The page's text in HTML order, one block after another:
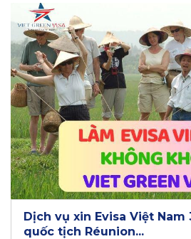
Dịch vụ xin Evisa Việt
quốc tịch Réunion...